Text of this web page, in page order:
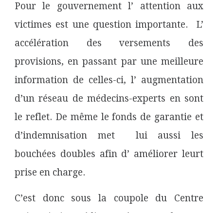
Pour le gouvernement l’ attention aux
victimes est une question importante. L’
accélération des versements des
provisions, en passant par une meilleure
information de celles-ci, l’ augmentation
d’un réseau de médecins-experts en sont
le reflet. De même le fonds de garantie et
d’indemnisation met lui aussi les
bouchées doubles afin d’ améliorer leurt
prise en charge.
C’est donc sous la coupole du Centre